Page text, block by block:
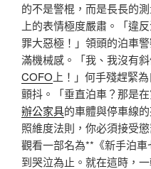
的不是警棍，而是長長的
上的表情極度嚴肅。「違
罪大惡極！」領頭的泊車
滿機械感。「我、我沒有
COFO 上！」何手殘趕緊
顫抖。「垂直泊車？那是
辦公家具的車體與停車線
照維度法則，你必須接受
觀看一部名為**《新手泊
到哭泣為止。就在這時，